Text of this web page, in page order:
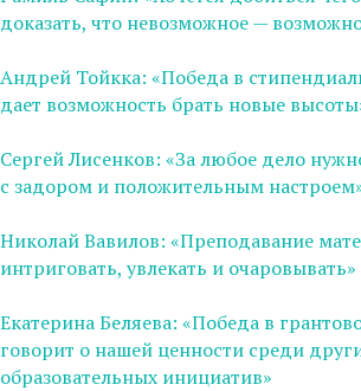
доказать, что невозможное —
Андрей Тойкка: «Победа в
дает возможность брать новые
Сергей Лисенков: «За любое дело
с задором и положительным
Николай Вавилов: «Преподавание
интриговать, увлекать и очаровывать»
Екатерина Беляева: «Победа в
говорит о нашей ценности среди
образовательных инициатив»